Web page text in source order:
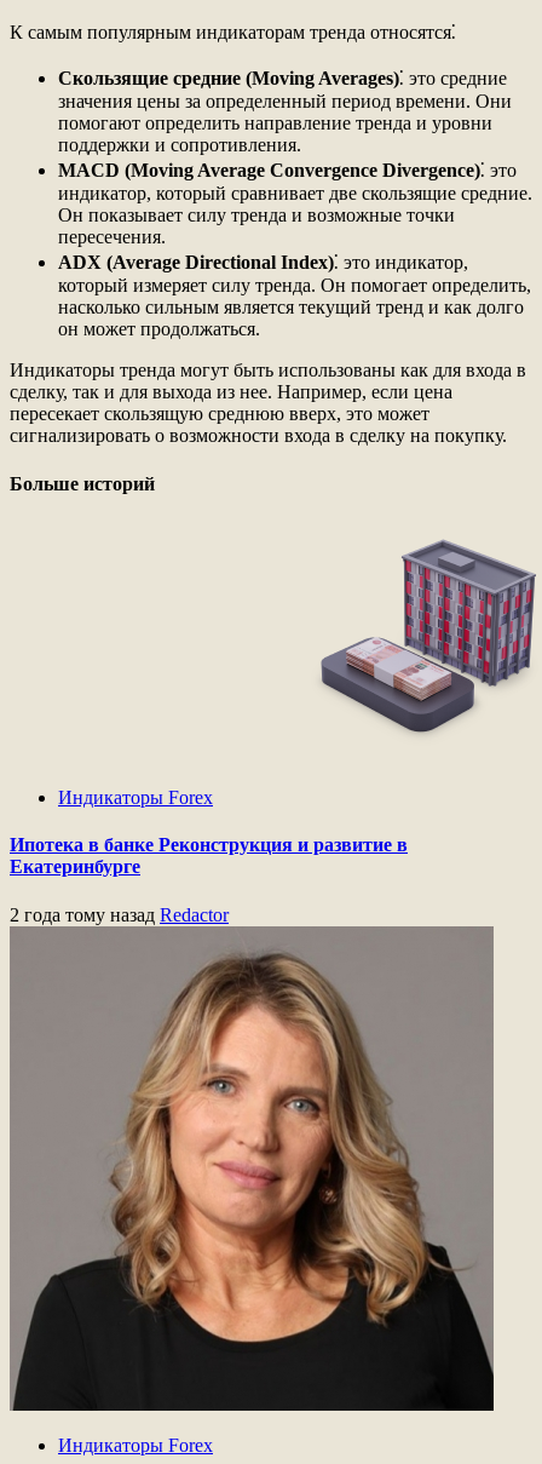
К самым популярным индикаторам тренда относятся⁚
Скользящие средние (Moving Averages)⁚ это средние
значения цены за определенный период времени. Они
помогают определить направление тренда и уровни
поддержки и сопротивления.
MACD (Moving Average Convergence Divergence)⁚ это
индикатор, который сравнивает две скользящие средние.
Он показывает силу тренда и возможные точки
пересечения.
ADX (Average Directional Index)⁚ это индикатор,
который измеряет силу тренда. Он помогает определить,
насколько сильным является текущий тренд и как долго
он может продолжаться.
Индикаторы тренда могут быть использованы как для входа в
сделку, так и для выхода из нее. Например, если цена
пересекает скользящую среднюю вверх, это может
сигнализировать о возможности входа в сделку на покупку.
Больше историй
Индикаторы Forex
Ипотека в банке Реконструкция и развитие в
Екатеринбурге
2 года тому назад Redactor
Индикаторы Forex